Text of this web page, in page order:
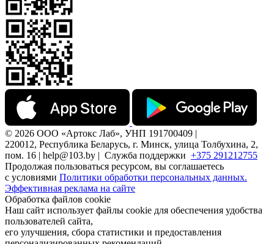
© 2026 ООО «Артокс Лаб», УНП 191700409 |
220012, Республика Беларусь, г. Минск, улица Толбухина, 2,
пом. 16 | help@103.by | Служба поддержки +375 291212755
Продолжая пользоваться ресурсом, вы соглашаетесь
с условиями Политики обработки персональных данных.
Эффективная реклама на сайте
Обработка файлов cookie
Наш сайт использует файлы cookie для обеспечения удобства
пользователей сайта,
его улучшения, сбора статистики и предоставления